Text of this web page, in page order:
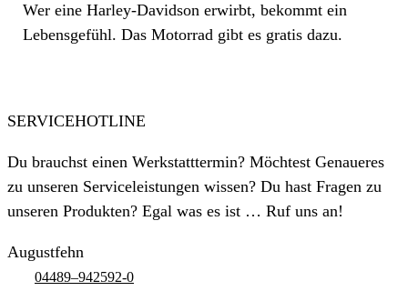
Wer eine Harley-Davidson erwirbt, bekommt ein
Lebensgefühl. Das Motorrad gibt es gratis dazu.
SERVICEHOTLINE
Du brauchst einen Werkstatttermin? Möchtest Genaueres
zu unseren Serviceleistungen wissen? Du hast Fragen zu
unseren Produkten? Egal was es ist … Ruf uns an!
Augustfehn
04489–942592-0